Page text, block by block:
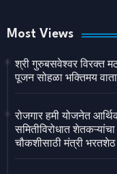
Most Views
श्री गुरुबसवेश्वर विरक्त
पूजन सोहळा भक्तिमय
रोजगार हमी योजनेत
समितीविरोधात
चौकशीसाठी मंत्री भरतशेठ